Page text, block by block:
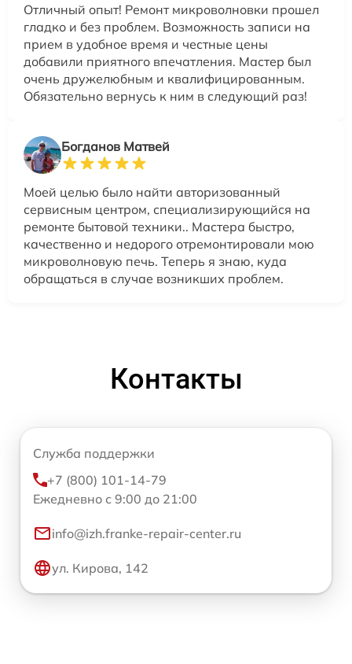
Отличный опыт! Ремонт микроволновки прошел
гладко и без проблем. Возможность записи на
прием в удобное время и честные цены
добавили приятного впечатления. Мастер был
очень дружелюбным и квалифицированным.
Обязательно вернусь к ним в следующий раз!
Богданов Матвей
Моей целью было найти авторизованный
сервисным центром, специализирующийся на
ремонте бытовой техники.. Мастера быстро,
качественно и недорого отремонтировали мою
микроволновую печь. Теперь я знаю, куда
обращаться в случае возникших проблем.
Контакты
Служба поддержки
+7 (800) 101-14-79
Ежедневно с 9:00 до 21:00
info@izh.franke-repair-center.ru
ул. Кирова, 142